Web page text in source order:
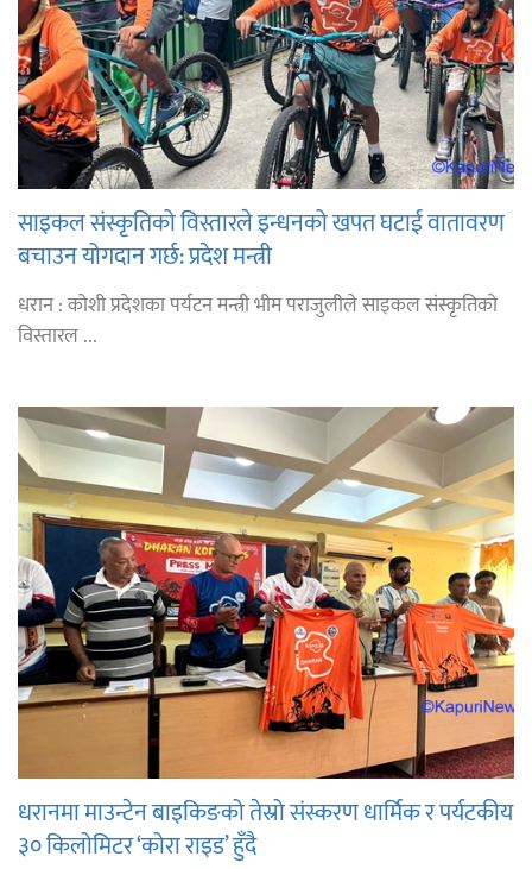
साइकल संस्कृतिको विस्तारले इन्धनको खपत घटाई वातावरण
बचाउन योगदान गर्छ: प्रदेश मन्त्री
धरान : कोशी प्रदेशका पर्यटन मन्त्री भीम पराजुलीले साइकल संस्कृतिको
विस्तारल ...
धरानमा माउन्टेन बाइकिङको तेस्रो संस्करण धार्मिक र पर्यटकीय
३० किलोमिटर ‘कोरा राइड’ हुँदै